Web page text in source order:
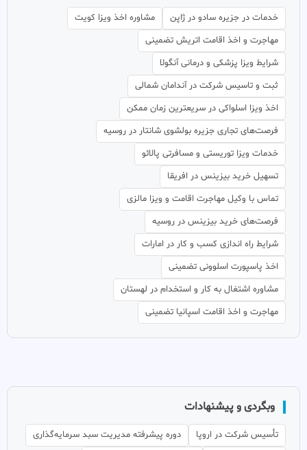
خدمات در جزیره سادو در ژاپن
مشاوره اخذ ویزا کویت
مهاجرت و اخذ اقامت اتریش تضمینی
شرایط ویزا پزشکی و درمانی آنگولا
ثبت و تاسیس شرکت در آندامان شمالی
اخذ ویزا اسلواکی در سریعترین زمان ممکن
فرصت‌های تجاری جزیره بولشوی شانتار در روسیه
خدمات ویزا توریستی و مسافرتی پالائو
تسهیل خرید بیزینس در افریقا
تماس با وکیل مهاجرت اقامت و ویزا مالزی
فرصت‌های خرید بیزینس در روسیه
شرایط راه اندازی کسب و کار در امارات
اخذ پاسپورت اسلوونی تضمینی
مشاوره اشتغال به کار و استخدام در لهستان
مهاجرت و اخذ اقامت اسپانیا تضمینی
وبگردی و پیشنهادات
تأسیس شرکت در اروپا
دوره پیشرفته مدیریت سبد سرمایه‌گذاری